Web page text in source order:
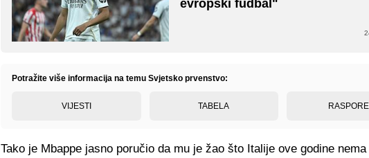
evropski fudbal"
Potražite više informacija na temu Svjetsko prvenstvo:
VIJESTI TABELA
Tako je Mbappe jasno poručio da mu je žao što Italije ove godine nema